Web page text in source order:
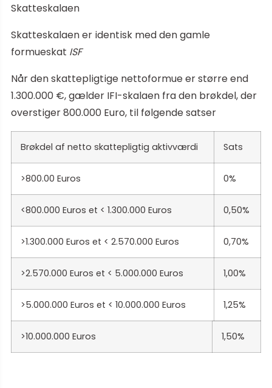
Skatteskalaen
Skatteskalaen er identisk med den gamle
formueskat ISF
Når den skattepligtige nettoformue er større end
1.300.000 €, gælder IFI-skalaen fra den brøkdel, der
overstiger 800.000 Euro, til følgende satser
Brøkdel af netto skattepligtig aktivværdi Sats
>800.00 Euros 0%
<800.000 Euros et < 1.300.000 Euros 0,50%
>1.300.000 Euros et < 2.570.000 Euros 0,70%
>2.570.000 Euros et < 5.000.000 Euros 1,00%
>5.000.000 Euros et < 10.000.000 Euros 1,25%
>10.000.000 Euros 1,50%